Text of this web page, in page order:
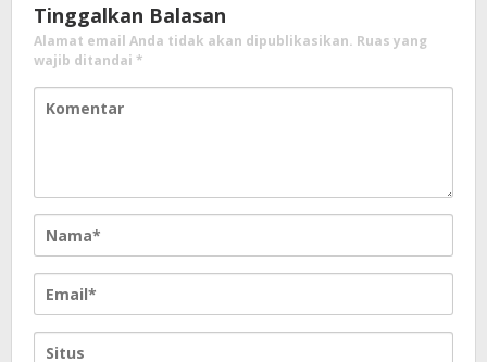
Tinggalkan Balasan
Alamat email Anda tidak akan dipublikasikan. Ruas yang
wajib ditandai *